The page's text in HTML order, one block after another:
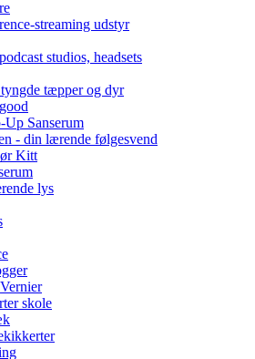
streaming udstyr
studios, headsets
tæpper og dyr
Up Sanserum
- din lærende følgesvend
Kitt
lys
Vernier
skole